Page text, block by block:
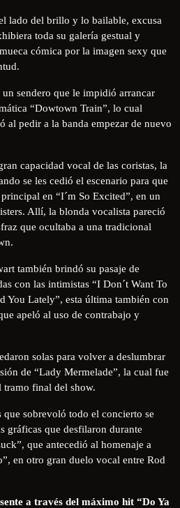
lado del brillo y lo bailable, excusa
toda su galería gestual y
cómica por la imagen sexy que
sendero que le impidió arrancar
“Dowtown Train”, lo cual
al pedir a la banda empezar de nuevo
capacidad vocal de las coristas, la
se les cedió el escenario para que
en “I´m So Excited”, en un
Allí, la blonda vocalista pareció
que ocultaba a una tradicional
también brindó su pasaje de
con las intimistas “I Don´t Want To
You Lately”, esta última también con
apeló al uso de contrabajo y
solas para volver a deslumbrar
de “Lady Mermelade”, la cual fue
tramo final del show.
que sobrevoló todo el concierto se
gráficas que desfilaron durante
que antecedió al homenaje a
en otro gran duelo vocal entre Rod
a través del máximo hit “Do Ya